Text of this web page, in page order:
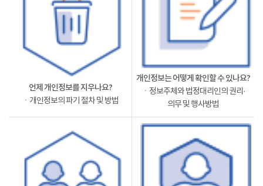
언제 개인정보를 지우나요?
ㆍ개인정보의 파기 절차 및 방법
개인정보는 어떻게 확인할 수 있나요?
ㆍ정보주체와 법정대리인의 권리·
의무 및 행사방법